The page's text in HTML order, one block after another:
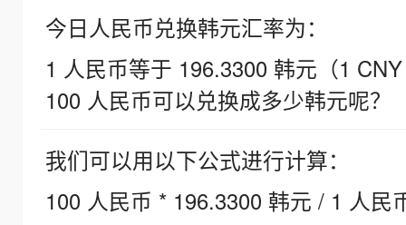
今日人民币兑换韩元汇率为：
1 人民币等于 196.3300 韩元（1
100 人民币可以兑换成多少韩元呢？
我们可以用以下公式进行计算：
100 人民币 * 196.3300 韩元 / 1 人民